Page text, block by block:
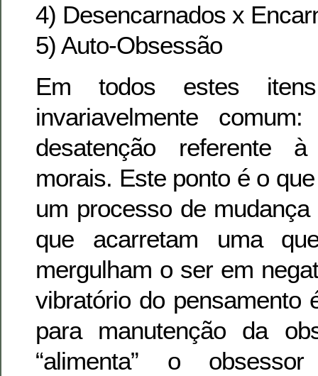
4) Desencarnados x
5) Auto-Obsessão
Em todos estes
invariavelmente
desatenção referente
morais. Este ponto é o
um processo de
que acarretam uma
mergulham o ser em
vibratório do pensamento
para manutenção da
“alimenta” o